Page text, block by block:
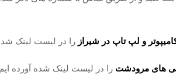
و لپ تاپ در شیراز را در لیست لینک
های مرودشت را در لیست لینک شده آورده